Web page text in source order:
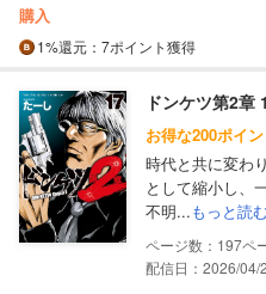
購入
1%還元 ：7ポイント獲得
ドンケツ第2章
お得な200ポイ
時代と共に変わ
として縮小し、
不明...もっと読む
197
配信日：2026/04/